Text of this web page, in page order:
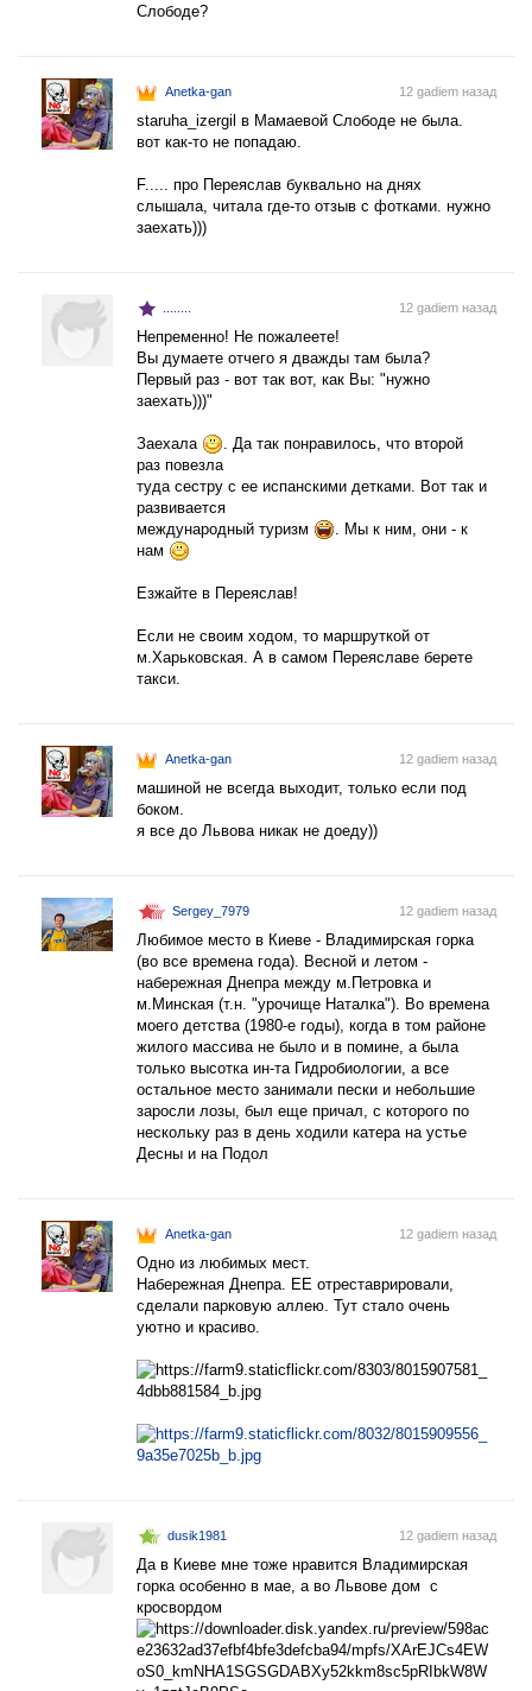
Слободе?
Anetka-gan 12 gadiem назад
staruha_izergil в Мамаевой Слободе не была.
вот как-то не попадаю.
F..... про Переяслав буквально на днях
слышала, читала где-то отзыв с фотками. нужно
заехать)))
12 gadiem назад
Непременно! Не пожалеете!
Вы думаете отчего я дважды там была?
Первый раз - вот так вот, как Вы: "нужно
заехать)))"
Заехала
. Да так понравилось, что второй
раз повезла
туда сестру с ее испанскими детками. Вот так и
развивается
международный туризм
. Мы к ним, они - к
нам
Езжайте в Переяслав!
Если не своим ходом, то маршруткой от
м.Харьковская. А в самом Переяславе берете
такси.
Anetka-gan 12 gadiem назад
машиной не всегда выходит, только если под
боком.
я все до Львова никак не доеду))
Sergey_7979 12 gadiem назад
Любимое место в Киеве - Владимирская горка
(во все времена года). Весной и летом -
набережная Днепра между м.Петровка и
м.Минская (т.н. "урочище Наталка"). Во времена
моего детства (1980-е годы), когда в том районе
жилого массива не было и в помине, а была
только высотка ин-та Гидробиологии, а все
остальное место занимали пески и небольшие
заросли лозы, был еще причал, с которого по
нескольку раз в день ходили катера на устье
Десны и на Подол
Anetka-gan 12 gadiem назад
Одно из любимых мест.
Набережная Днепра. ЕЕ отреставрировали,
сделали парковую аллею. Тут стало очень
уютно и красиво.
dusik1981 12 gadiem назад
Да в Киеве мне тоже нравится Владимирская
горка особенно в мае, а во Львове дом с
кросвордом